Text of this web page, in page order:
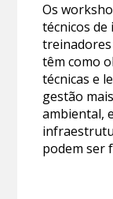
Os
técnicos de
treinadores
têm como
técnicas e
gestão
ambiental,
podem ser